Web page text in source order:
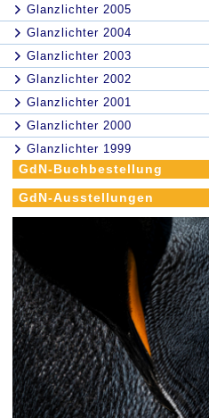
Glanzlichter 2005
Glanzlichter 2004
Glanzlichter 2003
Glanzlichter 2002
Glanzlichter 2001
Glanzlichter 2000
Glanzlichter 1999
GdN-Buchbestellung
GdN-Ausstellungen